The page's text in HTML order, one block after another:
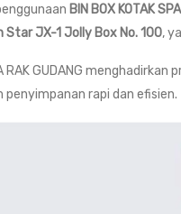
BIN BOX KOTAK
Star JX-1 Jolly Box No. 100,
RAK GUDANG
rapi dan efisien.